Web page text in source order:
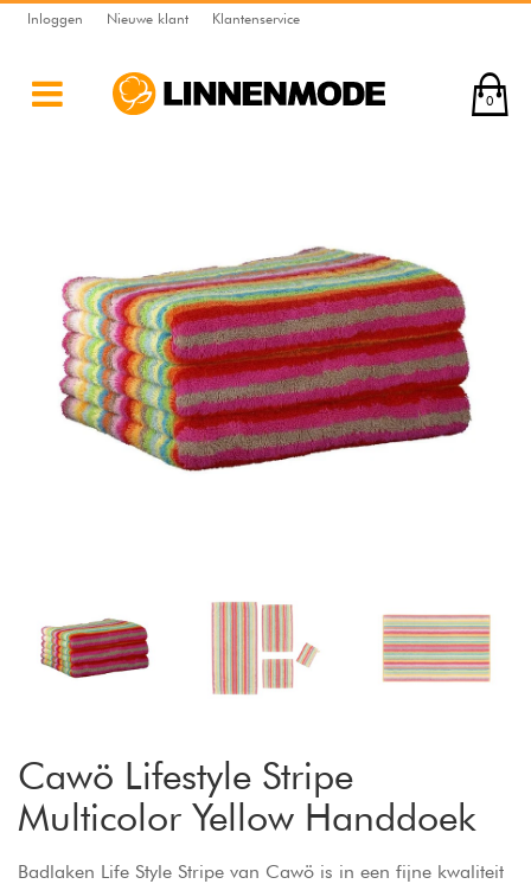
Inloggen Nieuwe klant Klantenservice
0
Cawö Lifestyle Stripe
Multicolor Yellow Handdoek
Badlaken Life Style Stripe van Cawö is in een fijne kwaliteit